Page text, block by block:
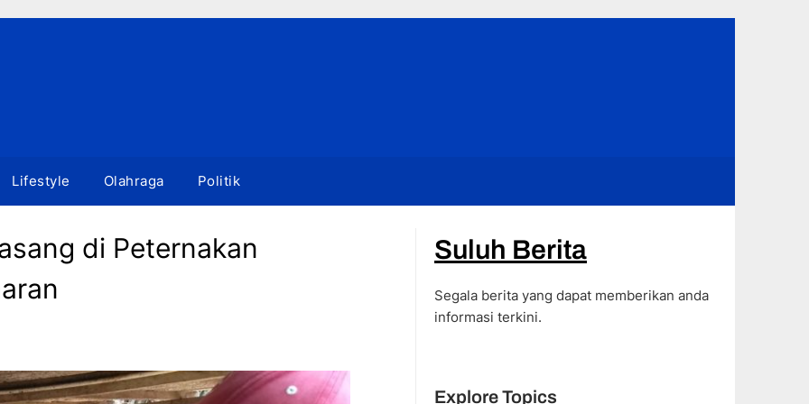
Lifestyle Olahraga Politik
di Peternakan
Suluh Berita
Segala berita yang dapat memberikan anda
informasi terkini.
Explore Topics